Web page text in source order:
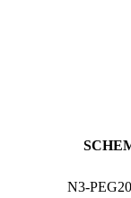
N3-